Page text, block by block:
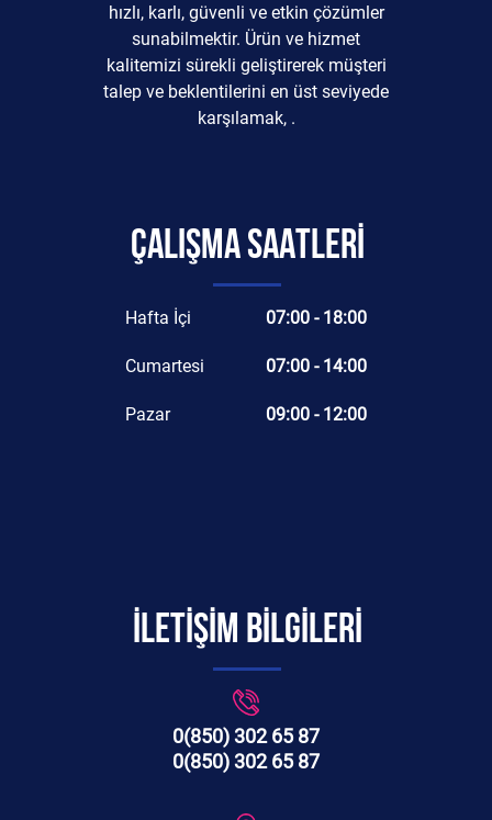
hızlı, karlı, güvenli ve etkin çözümler
sunabilmektir. Ürün ve hizmet
kalitemizi sürekli geliştirerek müşteri
talep ve beklentilerini en üst seviyede
karşılamak, .
ÇALIŞMA SAATLERİ
Hafta İçi 07:00 - 18:00
Cumartesi 07:00 - 14:00
Pazar 09:00 - 12:00
İLETİŞİM BİLGİLERİ
0(850) 302 65 87
0(850) 302 65 87